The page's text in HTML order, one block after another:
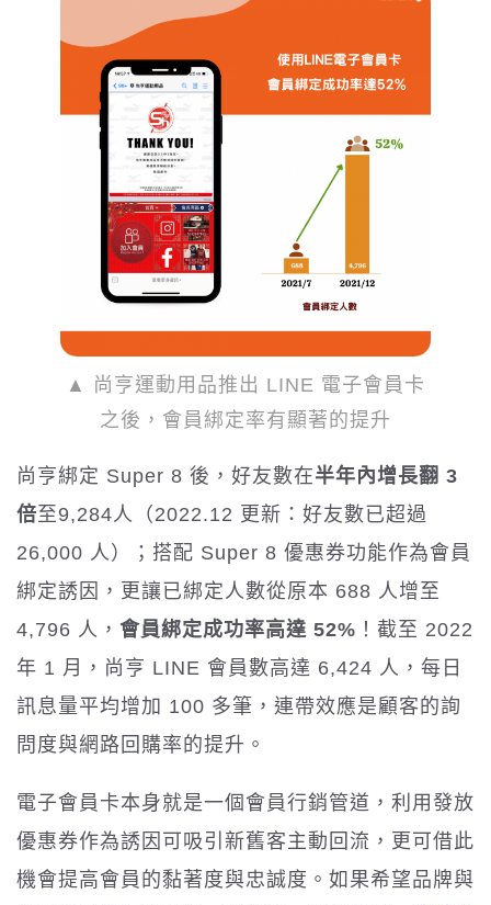
▲ 尚亨運動用品推出 LINE 電子會員卡
之後，會員綁定率有顯著的提升
尚亨綁定 Super 8 後，好友數在半年內增長翻 3
倍至9,284人（2022.12 更新：好友數已超過
26,000 人）；搭配 Super 8 優惠券功能作為會員
綁定誘因，更讓已綁定人數從原本 688 人增至
4,796 人， 會員綁定成功率高達 52% ！截至 2022
年 1 月，尚亨 LINE 會員數高達 6,424 人，每日
訊息量平均增加 100 多筆，連帶效應是顧客的詢
問度與網路回購率的提升。
電子會員卡本身就是一個會員行銷管道，利用發放
優惠券作為誘因可吸引新舊客主動回流，更可借此
機會提高會員的黏著度與忠誠度。如果希望品牌與